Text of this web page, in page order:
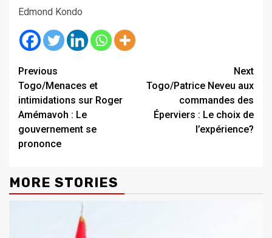
Edmond Kondo
Continue
Reading
Previous
Togo/Menaces et
intimidations sur Roger
Amémavoh : Le
gouvernement se
prononce
Next
Togo/Patrice Neveu aux
commandes des
Éperviers : Le choix de
l’expérience?
MORE STORIES